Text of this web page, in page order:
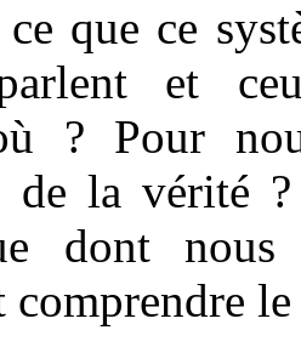
que ce
et
? Pour
de la vérité
dont